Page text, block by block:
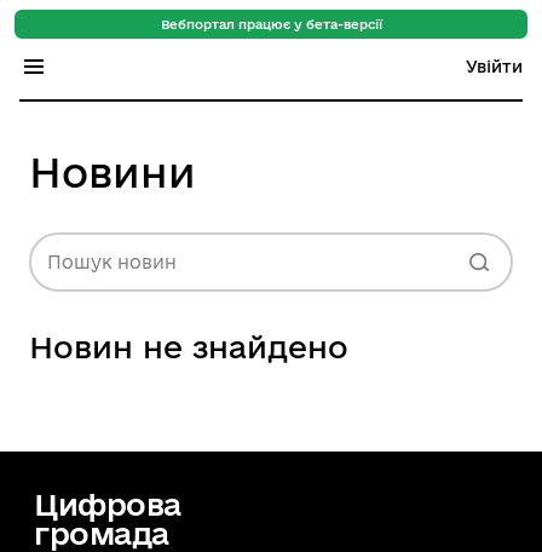
Вебпортал працює у бета-версії
Увійти
Індекс громад
Цифровий путівник
База знань
Новини
Новини
Пошук новин
Новин не знайдено
Цифрова
громада